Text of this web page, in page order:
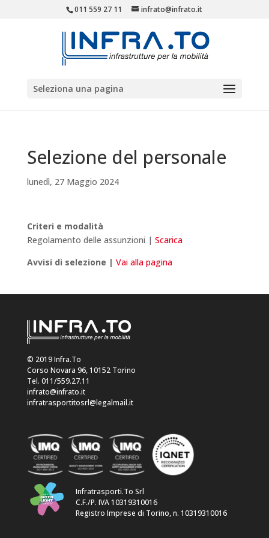
011 559 27 11 infrato@infrato.it
Seleziona una pagina
Selezione del personale
lunedì, 27 Maggio 2024
Criteri e modalità
Regolamento delle assunzioni | Scarica
Avvisi di selezione | Vai alla pagina
© 2019 Infra.To
Corso Novara 96, 10152 Torino
Tel. 011/559.27.11
infrato@infrato.it
infratrasportitosrl@legalmail.it
Infratrasporti.To Srl
C.F./P. IVA 10319310016
Registro Imprese di Torino, n. 10319310016